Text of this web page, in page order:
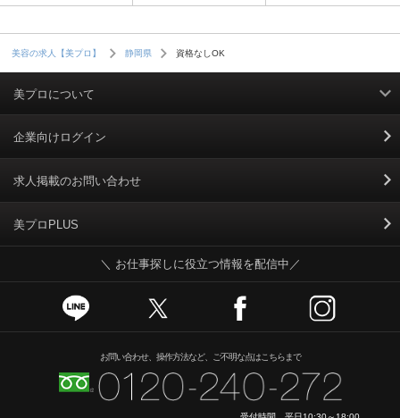
美容の求人【美プロ】 静岡県 資格なしOK
美プロについて
利用規約
掲載規約
個人情報保護ポリシー
個人情報のお取り扱いについて
Cookieポリシー
企業向けログイン
求人掲載のお問い合わせ
美プロPLUS
＼ お仕事探しに役立つ情報を配信中／
お問い合わせ、操作方法など、ご不明な点はこちらまで